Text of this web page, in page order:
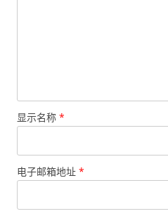
显示名称 *
电子邮箱地址 *